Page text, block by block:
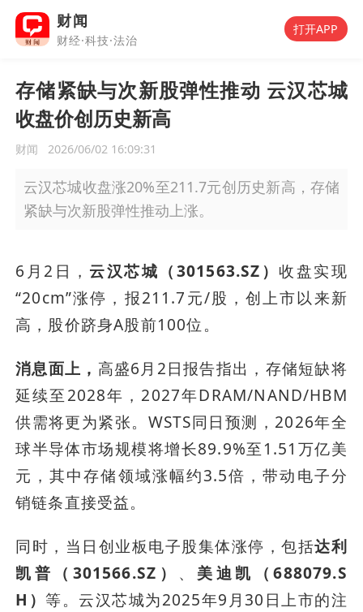
财闻
财经·科技·法治
打开APP
存储紧缺与次新股弹性推动 云汉芯城
收盘价创历史新高
财闻 2026/06/02 16:09:31
云汉芯城收盘涨20%至211.7元创历史新高，存储
紧缺与次新股弹性推动上涨。
6月2日， 云汉芯城（301563.SZ）收盘实现
“20cm”涨停，报211.7元/股，创上市以来新
高，股价跻身A股前100位。
消息面上， 高盛6月2日报告指出，存储短缺将
延续至2028年，2027年DRAM/NAND/HBM
供需将更为紧张。WSTS同日预测，2026年全
球半导体市场规模将增长89.9%至1.51万亿美
元，其中存储领域涨幅约3.5倍，带动电子分
销链条直接受益。
同时，当日创业板电子股集体涨停，包括达利
凯普（301566.SZ） 、 美迪凯（688079.S
H）等。云汉芯城为2025年9月30日上市的注